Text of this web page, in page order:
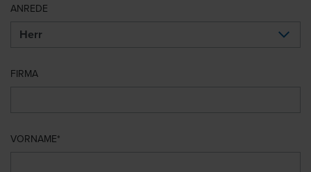
ANREDE
FIRMA
VORNAME